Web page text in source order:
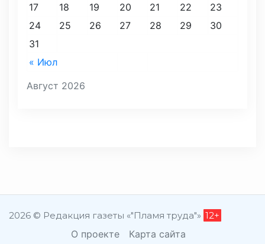
Август 2026
« Июл
17
18 19 20 21 22
23
24
25 26 27 28 29
30
31
2026 © Редакция газеты «"Пламя труда"» 12+
О проекте Карта сайта